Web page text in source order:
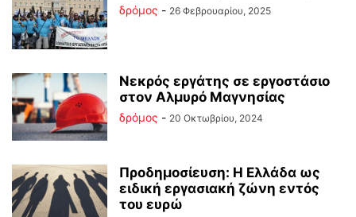
δρόμος - 26 Φεβρουαρίου, 2025
Νεκρός εργάτης σε εργοστάσιο
στον Αλμυρό Μαγνησίας
δρόμος - 20 Οκτωβρίου, 2024
Προδημοσίευση: Η Ελλάδα ως
ειδική εργασιακή ζώνη εντός
του ευρώ